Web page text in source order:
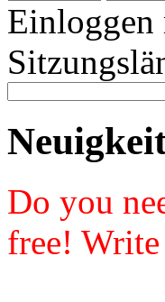
Einloggen
Do you
free!